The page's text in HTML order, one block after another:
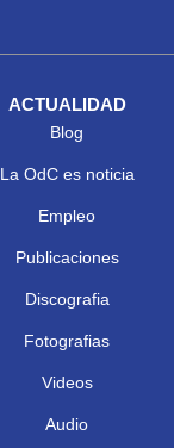
ACTUALIDAD
Blog
La OdC es noticia
Empleo
Publicaciones
Discografia
Fotografias
Videos
Audio